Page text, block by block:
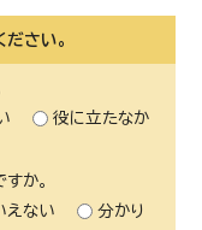
さい。
役に立たなか
か。
えない
分かり